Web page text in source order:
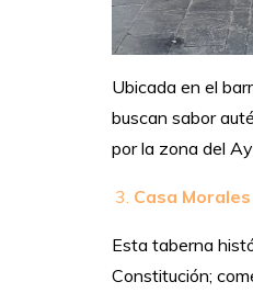
Ubicada en el
buscan sabor
por la zona del
Casa Morales
Esta taberna
Constitución;